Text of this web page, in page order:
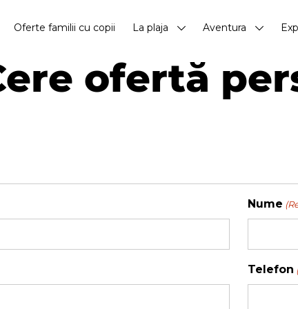
Oferte familii cu copii La plaja Aventura
ofertă
Nume
Telefon